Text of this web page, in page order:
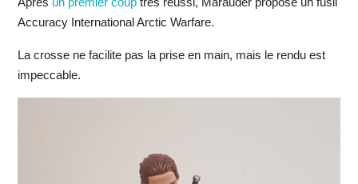
Accuracy International Arctic Warfare.
La crosse ne facilite pas la prise en main, mais le rendu est
impeccable.